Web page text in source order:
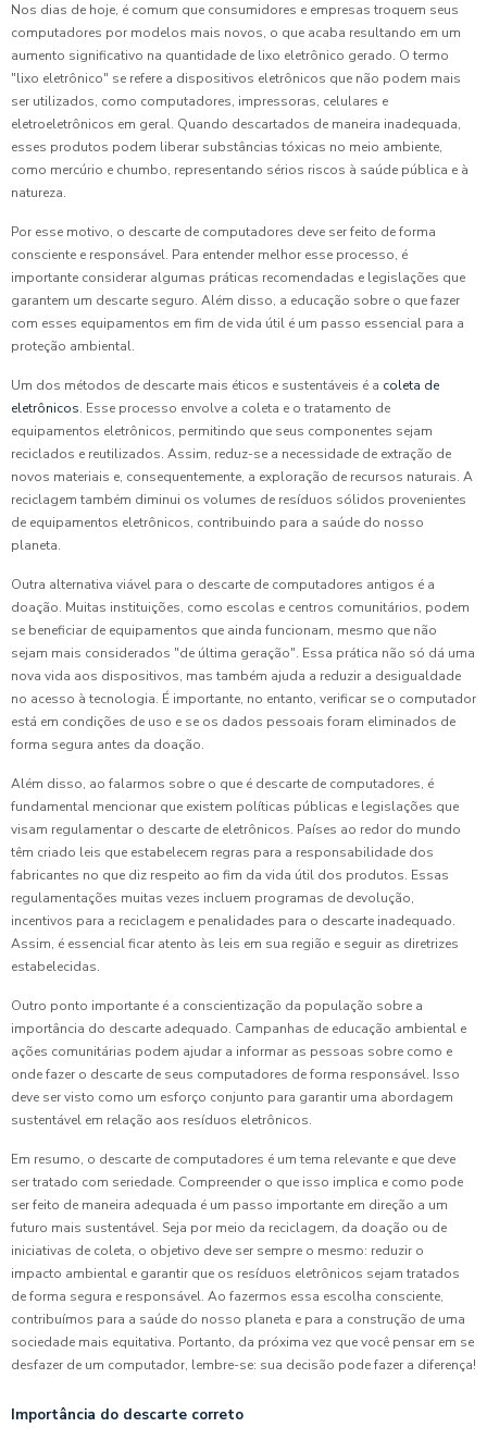
Nos dias de hoje, é comum que consumidores e empresas troquem seus
computadores por modelos mais novos, o que acaba resultando em um
aumento significativo na quantidade de lixo eletrônico gerado. O termo
"lixo eletrônico" se refere a dispositivos eletrônicos que não podem mais
ser utilizados, como computadores, impressoras, celulares e
eletroeletrônicos em geral. Quando descartados de maneira inadequada,
esses produtos podem liberar substâncias tóxicas no meio ambiente,
como mercúrio e chumbo, representando sérios riscos à saúde pública e à
natureza.
Por esse motivo, o descarte de computadores deve ser feito de forma
consciente e responsável. Para entender melhor esse processo, é
importante considerar algumas práticas recomendadas e legislações que
garantem um descarte seguro. Além disso, a educação sobre o que fazer
com esses equipamentos em fim de vida útil é um passo essencial para a
proteção ambiental.
Um dos métodos de descarte mais éticos e sustentáveis é a coleta de
eletrônicos. Esse processo envolve a coleta e o tratamento de
equipamentos eletrônicos, permitindo que seus componentes sejam
reciclados e reutilizados. Assim, reduz-se a necessidade de extração de
novos materiais e, consequentemente, a exploração de recursos naturais. A
reciclagem também diminui os volumes de resíduos sólidos provenientes
de equipamentos eletrônicos, contribuindo para a saúde do nosso
planeta.
Outra alternativa viável para o descarte de computadores antigos é a
doação. Muitas instituições, como escolas e centros comunitários, podem
se beneficiar de equipamentos que ainda funcionam, mesmo que não
sejam mais considerados "de última geração". Essa prática não só dá uma
nova vida aos dispositivos, mas também ajuda a reduzir a desigualdade
no acesso à tecnologia. É importante, no entanto, verificar se o computador
está em condições de uso e se os dados pessoais foram eliminados de
forma segura antes da doação.
Além disso, ao falarmos sobre o que é descarte de computadores, é
fundamental mencionar que existem políticas públicas e legislações que
visam regulamentar o descarte de eletrônicos. Países ao redor do mundo
têm criado leis que estabelecem regras para a responsabilidade dos
fabricantes no que diz respeito ao fim da vida útil dos produtos. Essas
regulamentações muitas vezes incluem programas de devolução,
incentivos para a reciclagem e penalidades para o descarte inadequado.
Assim, é essencial ficar atento às leis em sua região e seguir as diretrizes
estabelecidas.
Outro ponto importante é a conscientização da população sobre a
importância do descarte adequado. Campanhas de educação ambiental e
ações comunitárias podem ajudar a informar as pessoas sobre como e
onde fazer o descarte de seus computadores de forma responsável. Isso
deve ser visto como um esforço conjunto para garantir uma abordagem
sustentável em relação aos resíduos eletrônicos.
Em resumo, o descarte de computadores é um tema relevante e que deve
ser tratado com seriedade. Compreender o que isso implica e como pode
ser feito de maneira adequada é um passo importante em direção a um
futuro mais sustentável. Seja por meio da reciclagem, da doação ou de
iniciativas de coleta, o objetivo deve ser sempre o mesmo: reduzir o
impacto ambiental e garantir que os resíduos eletrônicos sejam tratados
de forma segura e responsável. Ao fazermos essa escolha consciente,
contribuímos para a saúde do nosso planeta e para a construção de uma
sociedade mais equitativa. Portanto, da próxima vez que você pensar em se
desfazer de um computador, lembre-se: sua decisão pode fazer a diferença!
Importância do descarte correto